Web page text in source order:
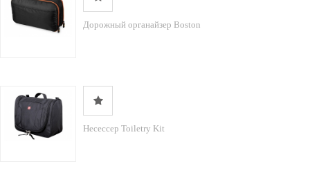
Дорожный органайзер Boston
Несессер Toiletry Kit